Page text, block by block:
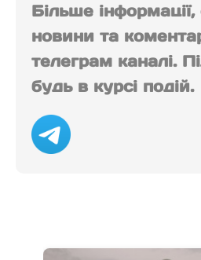
Більше
новини та
телеграм каналі.
будь в курсі подій.